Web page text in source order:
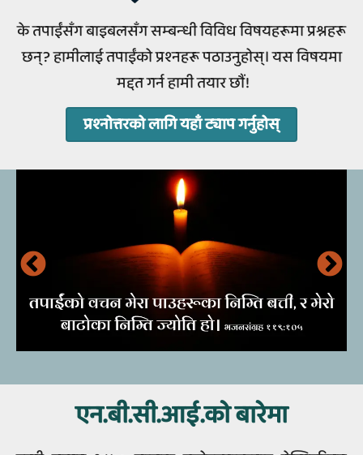
के तपाईंसँग बाइबलसँग सम्‍बन्‍धी विविध विषयहरूमा प्रश्नहरू
छन्? हामीलाई तपाईंको प्रश्‍नहरू पठाउनुहोस्‌। यस विषयमा
मद्दत गर्न हामी तयार छौं!
प्रश्‍नोत्तरको लागि यहाँ ट्याप गर्नुहोस्‌
एन.बी.सी.आई.को बारेमा